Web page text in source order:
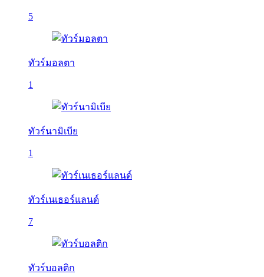
5
ทัวร์มอลตา
1
ทัวร์นามิเบีย
1
ทัวร์เนเธอร์แลนด์
7
ทัวร์บอลติก